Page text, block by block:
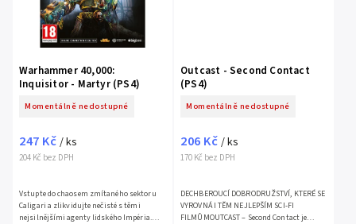
Warhammer 40,000:
Inquisitor - Martyr (PS4)
Momentálně nedostupné
204 Kč bez DPH
247 Kč / ks
Vstupte do chaosem zmítaného sektoru
Caligari a zlikvidujte nečisté s těmi
nejsilnějšími agenty lidského Impéria.
Outcast - Second Contact
(PS4)
Momentálně nedostupné
170 Kč bez DPH
206 Kč / ks
DECHBEROUCÍ DOBRODRUŽSTVÍ, KTERÉ SE
VYROVNÁ I TĚM NEJLEPŠÍM SCI-FI
FILMŮMOUTCAST – Second Contact je